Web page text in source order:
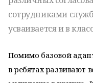
сотрудниками
усваивается и в
Помимо базовой
в ребятах развивают